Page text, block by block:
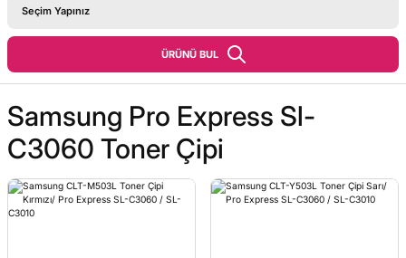
ÜRÜNÜ BUL
Samsung Pro Express Sl-
C3060 Toner Çipi